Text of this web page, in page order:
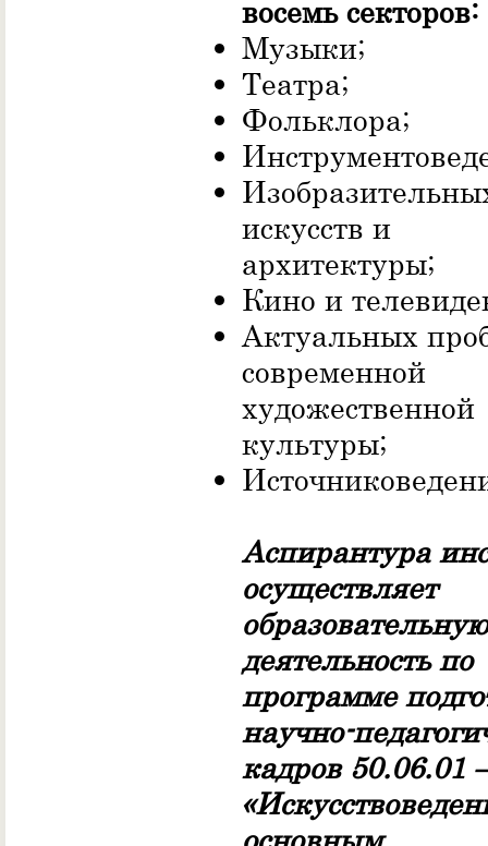
восемь секторов:
Музыки;
Театра;
Фольклора;
искусств и
архитектуры;
Кино и
Актуальных
современной
художественной
культуры;
Аспирантура
осуществляет
образовательную
деятельность по
программе
научно-
кадров 50.06.01